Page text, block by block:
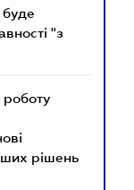
"з
рішень